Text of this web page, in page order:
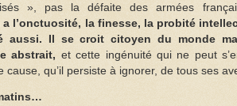
», pas la défaite des armées
l’onctuosité, la finesse, la probité
aussi. Il se croit citoyen du monde
abstrait, et cette ingénuité qui ne peut
qu’il persiste à ignorer, de tous ses